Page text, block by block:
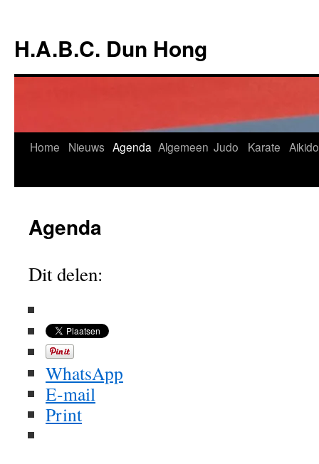
de
inhoud
H.A.B.C. Dun Hong
Home Nieuws Agenda Algemeen Judo Karate Aikido
Agenda
Dit delen:
WhatsApp
E-mail
Print